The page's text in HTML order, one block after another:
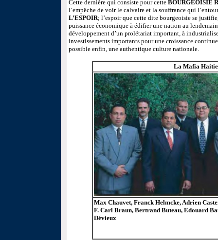
Cette dernière qui consiste pour cette BOURGEOISIE
l’empêche de voir le calvaire et la souffrance qui
L’ESPOIR; l’espoir que cette dite bourgeoisie se
puissance économique à édifier une nation au
développement d’un prolétariat important, à
investissements importants pour une croissance
possible enfin, une authentique culture nationale.
La Mafia
Max Chauvet, Franck Helmcke, Adrien
F. Carl Braun, Bertrand Buteau, Edouard
Dévieux